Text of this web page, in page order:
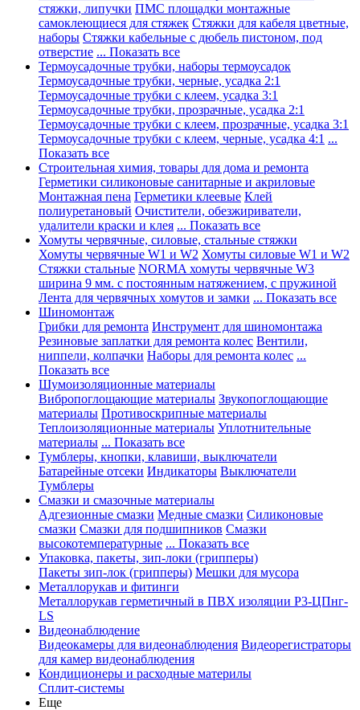
стяжки, липучки ПМС площадки монтажные
самоклеющиеся для стяжек Стяжки для кабеля цветные,
наборы Стяжки кабельные с дюбель пистоном, под
отверстие ... Показать все
Термоусадочные трубки, наборы термоусадок
Термоусадочные трубки, черные, усадка 2:1
Термоусадочные трубки с клеем, усадка 3:1
Термоусадочные трубки, прозрачные, усадка 2:1
Термоусадочные трубки с клеем, прозрачные, усадка 3:1
Термоусадочные трубки с клеем, черные, усадка 4:1 ...
Показать все
Строительная химия, товары для дома и ремонта
Герметики силиконовые санитарные и акриловые
Монтажная пена Герметики клеевые Клей
полиуретановый Очистители, обезжириватели,
удалители краски и клея ... Показать все
Хомуты червячные, силовые, стальные стяжки
Хомуты червячные W1 и W2 Хомуты силовые W1 и W2
Стяжки стальные NORMA хомуты червячные W3
ширина 9 мм. с постоянным натяжением, с пружиной
Лента для червячных хомутов и замки ... Показать все
Шиномонтаж
Грибки для ремонта Инструмент для шиномонтажа
Резиновые заплатки для ремонта колес Вентили,
ниппели, колпачки Наборы для ремонта колес ...
Показать все
Шумоизоляционные материалы
Вибропоглощающие материалы Звукопоглощающие
материалы Противоскрипные материалы
Теплоизоляционные материалы Уплотнительные
материалы ... Показать все
Тумблеры, кнопки, клавиши, выключатели
Батарейные отсеки Индикаторы Выключатели
Тумблеры
Смазки и смазочные материалы
Адгезионные смазки Медные смазки Силиконовые
смазки Смазки для подшипников Смазки
высокотемпературные ... Показать все
Упаковка, пакеты, зип-локи (грипперы)
Пакеты зип-лок (грипперы) Мешки для мусора
Металлорукав и фитинги
Металлорукав герметичный в ПВХ изоляции Р3-ЦПнг-
LS
Видеонаблюдение
Видеокамеры для видеонаблюдения Видеорегистраторы
для камер видеонаблюдения
Кондиционеры и расходные материлы
Сплит-системы
Еще